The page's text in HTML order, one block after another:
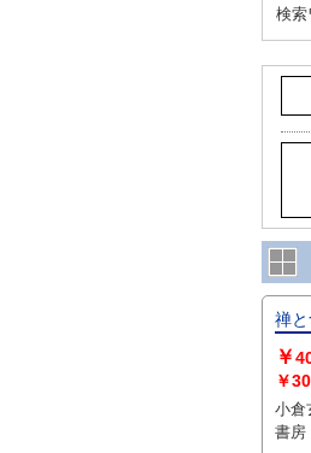
検索
禅と
￥
￥
小倉玄